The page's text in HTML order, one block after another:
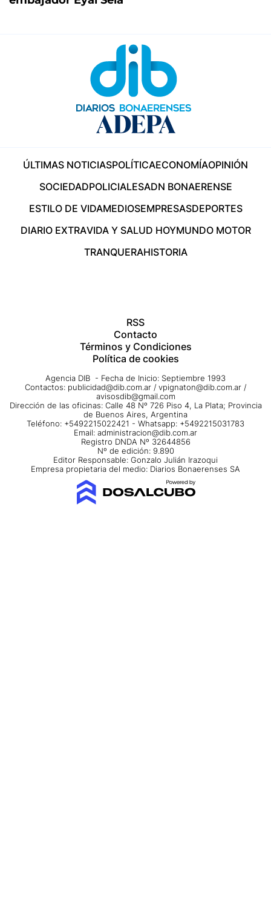
ÚLTIMAS NOTICIASPOLÍTICAECONOMÍAOPINIÓN
SOCIEDADPOLICIALESADN BONAERENSE
ESTILO DE VIDAMEDIOSEMPRESASDEPORTES
DIARIO EXTRAVIDA Y SALUD HOYMUNDO MOTOR
TRANQUERAHISTORIA
RSS
Contacto
Términos y Condiciones
Política de cookies
Agencia DIB - Fecha de Inicio: Septiembre 1993
Contactos: publicidad@dib.com.ar / vpignaton@dib.com.ar /
avisosdib@gmail.com
Dirección de las oficinas: Calle 48 Nº 726 Piso 4, La Plata; Provincia
de Buenos Aires, Argentina
Teléfono: +5492215022421 - Whatsapp: +5492215031783
Email: administracion@dib.com.ar
Registro DNDA Nº 32644856
Nº de edición: 9.890
Editor Responsable: Gonzalo Julián Irazoqui
Empresa propietaria del medio: Diarios Bonaerenses SA